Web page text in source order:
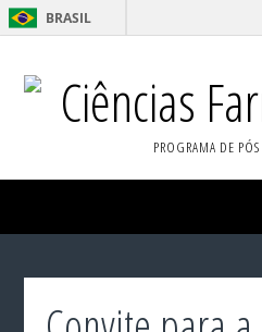
BRASIL
Ciências
PROGRAMA DE